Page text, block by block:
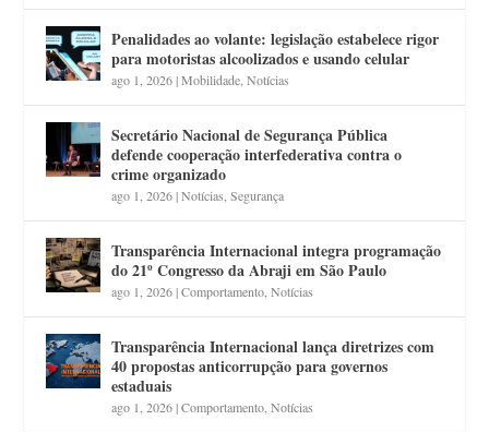
Penalidades ao volante: legislação estabelece rigor
para motoristas alcoolizados e usando celular
ago 1, 2026|Mobilidade ,Notícias
Secretário Nacional de Segurança Pública
defende cooperação interfederativa contra o
crime organizado
ago 1, 2026|Notícias ,Segurança
Transparência Internacional integra programação
do 21º Congresso da Abraji em São Paulo
ago 1, 2026|Comportamento ,Notícias
Transparência Internacional lança diretrizes com
40 propostas anticorrupção para governos
estaduais
ago 1, 2026|Comportamento ,Notícias